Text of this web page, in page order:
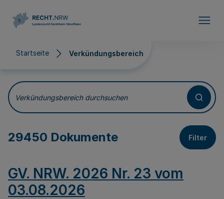
Startseite Verkündungsbereich
Verkündungsbereich
Verkündungsbereich durchsuchen
29450 Dokumente Filter
GV. NRW. 2026 Nr. 23 vom
03.08.2026